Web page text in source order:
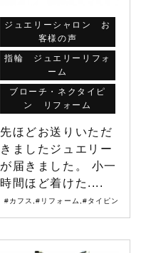
ジュエリーシャロン お
客様の声
指輪 ジュエリーリフォ
ーム
ブローチ・ネクタイピ
ン リフォーム
先ほどお送りいただ
きましたジュエリー
が届きました。 小一
時間ほど着けた....
#カフス #リフォーム #タイピン